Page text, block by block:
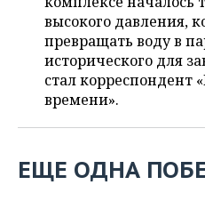
ХОККЕЙ С МЯЧОМ
ПРОИСШЕСТВИЯ
высокого давления,
превращать воду в
исторического для
стал корреспондент
времени».
ЕЩЕ ОДНА